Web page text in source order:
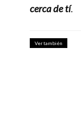
cerca de tí.
Ver también